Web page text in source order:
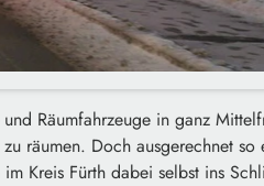
Räumfahrzeuge in ganz
räumen. Doch ausgerechnet so
Kreis Fürth dabei selbst ins